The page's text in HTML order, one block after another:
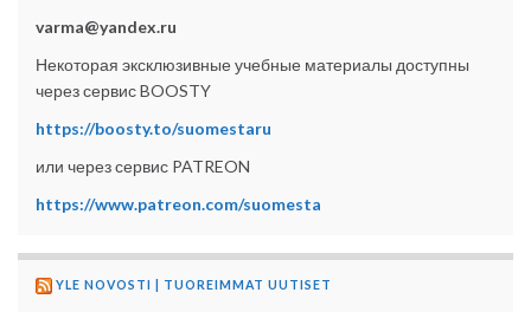
varma@yandex.ru
Некоторая эксклюзивные учебные материалы доступны
через сервис BOOSTY
https://boosty.to/suomestaru
или через сервис PATREON
https://www.patreon.com/suomesta
YLE NOVOSTI | TUOREIMMAT UUTISET